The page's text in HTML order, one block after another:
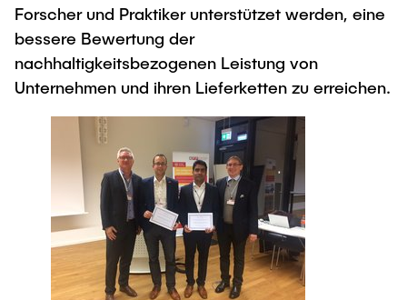
Forscher und Praktiker unterstützet werden, eine
bessere Bewertung der
nachhaltigkeitsbezogenen Leistung von
Unternehmen und ihren Lieferketten zu erreichen.